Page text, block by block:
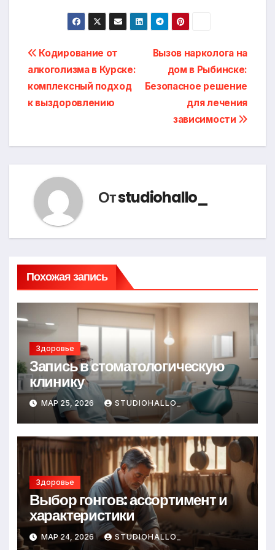
Навигация
по
записям
Вызов нарколога на
дом в Рыбинске:
Безопасное решение
для лечения
зависимости
Кодирование от
алкоголизма в Курске:
комплексный подход
к выздоровлению
Отstudiohallo_
Похожая запись
Здоровье
Запись в стоматологическую
клинику
МАР 25, 2026 STUDIOHALLO_
Здоровье
Выбор гонгов: ассортимент и
характеристики
МАР 24, 2026 STUDIOHALLO_